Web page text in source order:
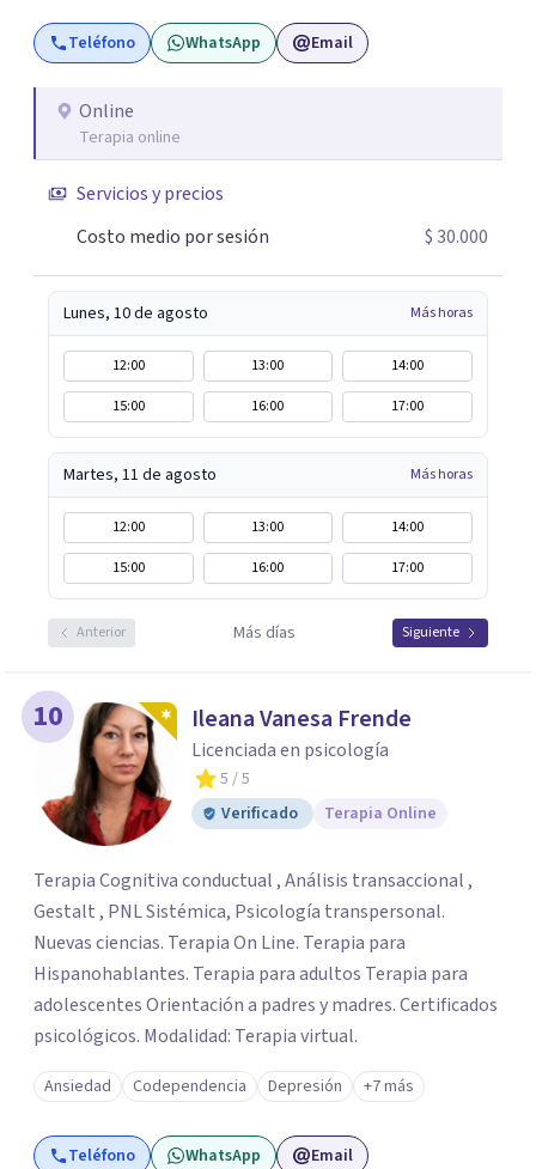
posibilidad de pensar de otro modo eso que hasta ahora
parecía sin salida.
Teléfono WhatsApp Email
Online
Terapia online
Servicios y precios
Costo medio por sesión
$ 30.000
Lunes, 10 de agosto Más horas
12:00 13:00
14:00
15:00
16:00 17:00
Martes, 11 de agosto Más horas
12:00 13:00
14:00
15:00
16:00 17:00
Anterior Más días Siguiente
10 Ileana Vanesa Frende
Licenciada en psicología
5 / 5
Verificado
Terapia Online
Terapia Cognitiva conductual , Análisis transaccional ,
Gestalt , PNL Sistémica, Psicología transpersonal.
Nuevas ciencias. Terapia On Line. Terapia para
Hispanohablantes. Terapia para adultos Terapia para
adolescentes Orientación a padres y madres. Certificados
psicológicos. Modalidad: Terapia virtual.
Ansiedad Codependencia Depresión +7 más
Teléfono WhatsApp Email